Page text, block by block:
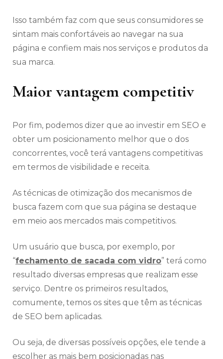
Isso também faz com que seus consumidores se
sintam mais confortáveis ao navegar na sua
página e confiem mais nos serviços e produtos da
sua marca.
Maior vantagem competitiv
Por fim, podemos dizer que ao investir em SEO e
obter um posicionamento melhor que o dos
concorrentes, você terá vantagens competitivas
em termos de visibilidade e receita.
As técnicas de otimização dos mecanismos de
busca fazem com que sua página se destaque
em meio aos mercados mais competitivos.
Um usuário que busca, por exemplo, por
“fechamento de sacada com vidro” terá como
resultado diversas empresas que realizam esse
serviço. Dentre os primeiros resultados,
comumente, temos os sites que têm as técnicas
de SEO bem aplicadas.
Ou seja, de diversas possíveis opções, ele tende a
escolher as mais bem posicionadas nas